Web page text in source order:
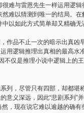
与雷恩先生一样运用逻辑
难以猜测到唯一的结局。
以如此方式简单却又精确
品不止一次的暗示出真凶
用逻辑推理出真相的最高水
不仅是推理小说中逻辑上的
列，尽管只有四部，却都堪
意义深远，因此“悲剧系列”
，现在说它难以逾越的确